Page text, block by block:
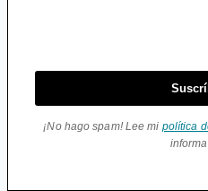
¡No hago spam! Lee mi política